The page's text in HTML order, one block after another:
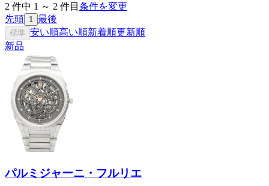
2 件中 1 ～ 2 件目 条件を変更
先頭 1 最後
標準 安い順高い順新着順更新順
新品
パルミジャーニ・フルリエ